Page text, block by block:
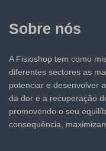
Sobre nós
A Fisioshop tem como
diferentes sectores as
potenciar e desenvolver
da dor e a recuperação
promovendo o seu
consequência,